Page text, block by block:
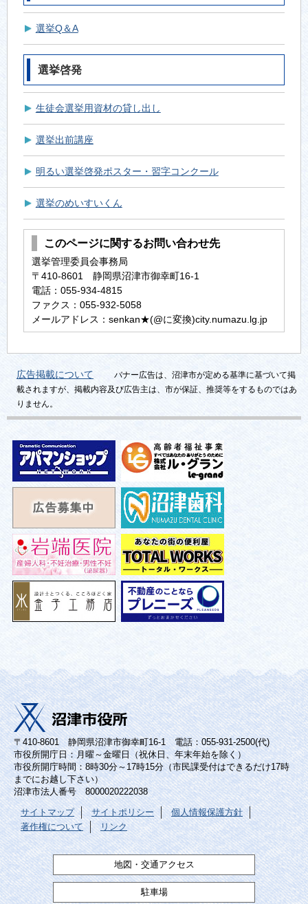
選挙Q＆A
選挙啓発
生徒会選挙用資材の貸し出し
選挙出前講座
明るい選挙啓発ポスター・習字コンクール
選挙のめいすいくん
このページに関するお問い合わせ先
選挙管理委員会事務局
〒410-8601 静岡県沼津市御幸町16-1
電話：055-934-4815
ファクス：055-932-5058
メールアドレス：senkan★(@に変換)city.numazu.lg.jp
広告掲載について
バナー広告は、沼津市が定める基準に基づいて掲
載されますが、掲載内容及び広告主は、市が保証、推奨等をするものではあ
りません。
〒410-8601 静岡県沼津市御幸町16-1 電話：055-931-2500(代)
市役所開庁日：月曜～金曜日（祝休日、年末年始を除く）
市役所開庁時間：8時30分～17時15分（市民課受付はできるだけ17時
までにお越し下さい）
沼津市法人番号 8000020222038
サイトマップ サイトポリシー
個人情報保護方針
著作権について
リンク
地図・交通アクセス
駐車場